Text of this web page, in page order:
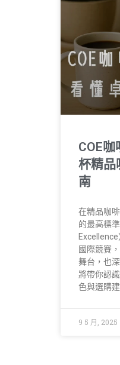
COE
杯精品
南
在精品咖
的最高標
國際競賽
舞台，也
將帶你認
色與選購
9 5 月, 2025